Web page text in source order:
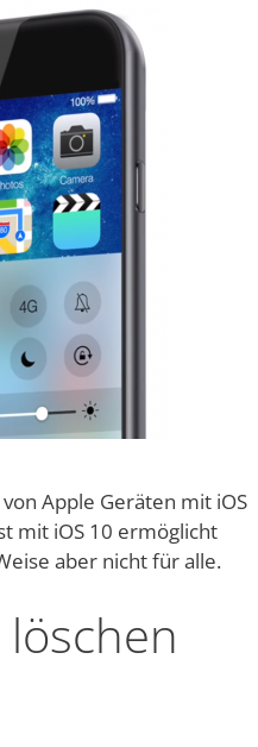
Apple Geräten mit iOS
mit iOS 10 ermöglicht
aber nicht für alle.